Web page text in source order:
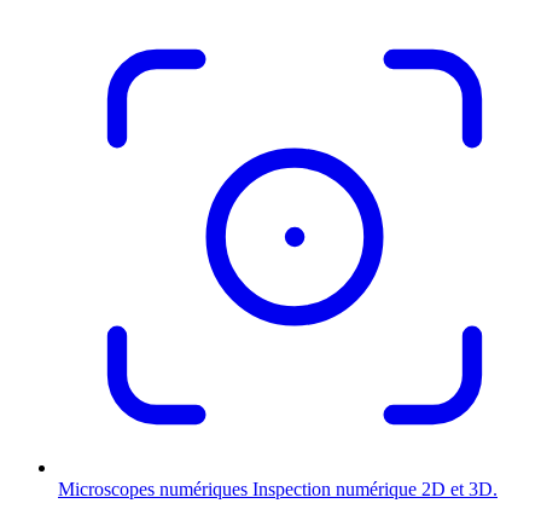
Microscopes numériques Inspection numérique 2D et 3D.